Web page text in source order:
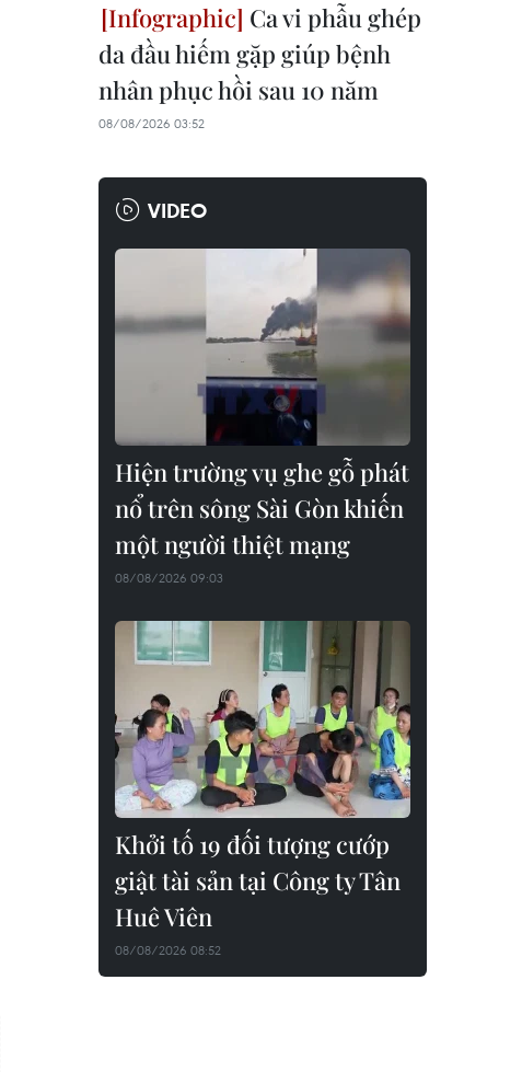
Ca vi phẫu ghép
da đầu hiếm gặp giúp bệnh
nhân phục hồi sau 10 năm
08/08/2026 03:52
VIDEO
Hiện trường vụ ghe gỗ phát
nổ trên sông Sài Gòn khiến
một người thiệt mạng
08/08/2026 09:03
Khởi tố 19 đối tượng cướp
giật tài sản tại Công ty Tân
Huê Viên
08/08/2026 08:52